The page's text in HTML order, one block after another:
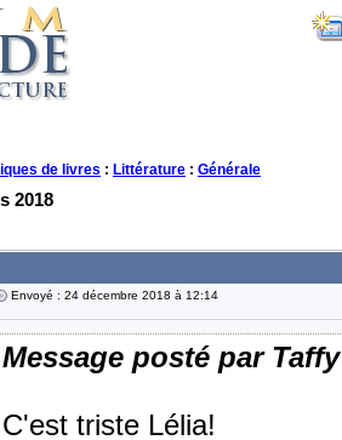
de livres : Littérature : Générale
2018
Envoyé : 24 décembre 2018 à 12:14
Message posté par Taffy
C'est triste Lélia!